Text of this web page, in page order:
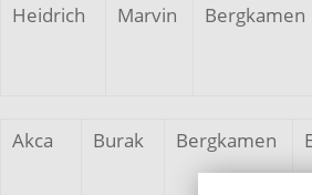
Heidrich Marvin Bergkamen
Akca Burak Bergkamen